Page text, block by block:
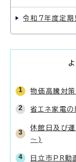
令和7年度定期
物価高騰対
省エネ家電
休館日及び
～)
日立市PR動